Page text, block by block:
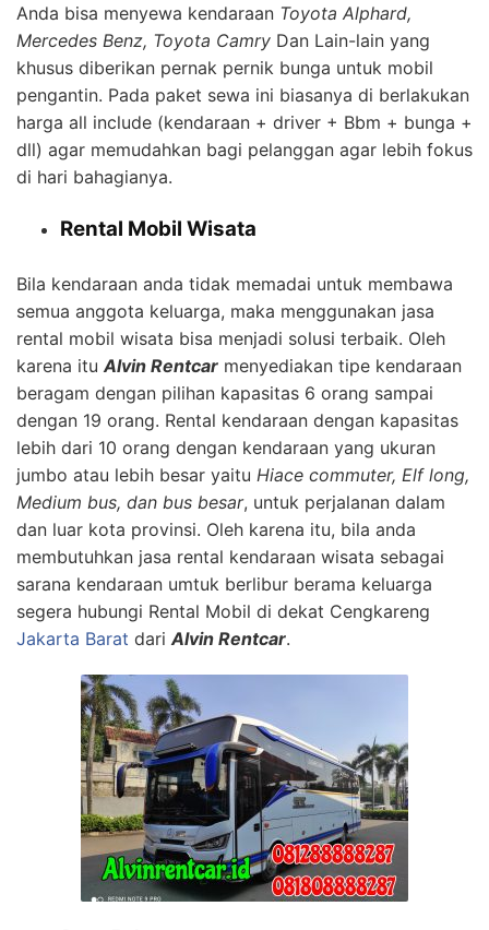
Anda bisa menyewa kendaraan Toyota Alphard,
Mercedes Benz, Toyota Camry Dan Lain-lain yang
khusus diberikan pernak pernik bunga untuk mobil
pengantin. Pada paket sewa ini biasanya di berlakukan
harga all include (kendaraan + driver + Bbm + bunga +
dll) agar memudahkan bagi pelanggan agar lebih fokus
di hari bahagianya.
Rental Mobil Wisata
Bila kendaraan anda tidak memadai untuk membawa
semua anggota keluarga, maka menggunakan jasa
rental mobil wisata bisa menjadi solusi terbaik. Oleh
karena itu Alvin Rentcar menyediakan tipe kendaraan
beragam dengan pilihan kapasitas 6 orang sampai
dengan 19 orang. Rental kendaraan dengan kapasitas
lebih dari 10 orang dengan kendaraan yang ukuran
jumbo atau lebih besar yaitu Hiace commuter, Elf long,
Medium bus, dan bus besar, untuk perjalanan dalam
dan luar kota provinsi. Oleh karena itu, bila anda
membutuhkan jasa rental kendaraan wisata sebagai
sarana kendaraan umtuk berlibur berama keluarga
segera hubungi Rental Mobil di dekat Cengkareng
Jakarta Barat dari Alvin Rentcar.